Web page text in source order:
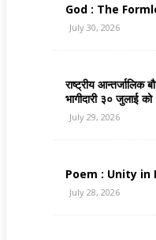
God : The
July 30, 2026
राष्ट्रीय आन्तर्जालिक
भागीदारी ३० जुलाई को
July 29, 2026
Poem : Unity in
July 28, 2026